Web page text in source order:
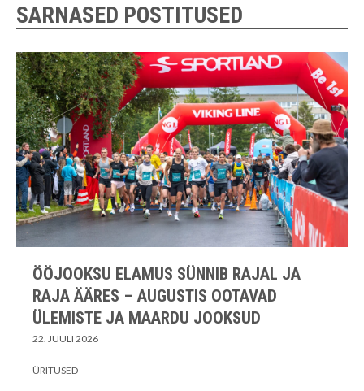
SARNASED POSTITUSED
ÖÖJOOKSU ELAMUS SÜNNIB RAJAL JA
RAJA ÄÄRES – AUGUSTIS OOTAVAD
ÜLEMISTE JA MAARDU JOOKSUD
22. JUULI 2026
ÜRITUSED